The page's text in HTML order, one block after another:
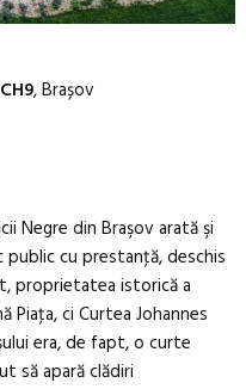
, Brașov
Negre din Braşov arată şi
cu prestanţă, deschis
proprietatea istorică a
Piaţa, ci Curtea Johannes
era, de fapt, o curte
să apară clădiri